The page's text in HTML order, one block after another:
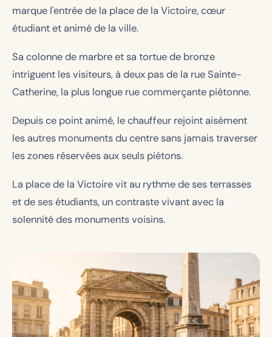
marque l'entrée de la place de la Victoire, cœur
étudiant et animé de la ville.
Sa colonne de marbre et sa tortue de bronze
intriguent les visiteurs, à deux pas de la rue Sainte-
Catherine, la plus longue rue commerçante piétonne.
Depuis ce point animé, le chauffeur rejoint aisément
les autres monuments du centre sans jamais traverser
les zones réservées aux seuls piétons.
La place de la Victoire vit au rythme de ses terrasses
et de ses étudiants, un contraste vivant avec la
solennité des monuments voisins.